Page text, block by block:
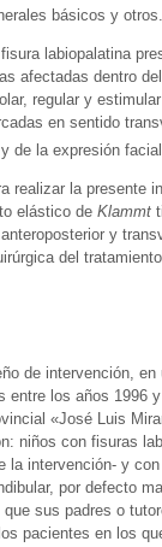
básicos y otros.
labiopalatina
afectadas dentro
regular y
en sentido
de la expresión
realizar la presente
elástico de Klammt
y
del
de intervención,
entre los años 1996
«José Luis
niños con fisuras
la intervención- y
por defecto
sus padres o
pacientes en los